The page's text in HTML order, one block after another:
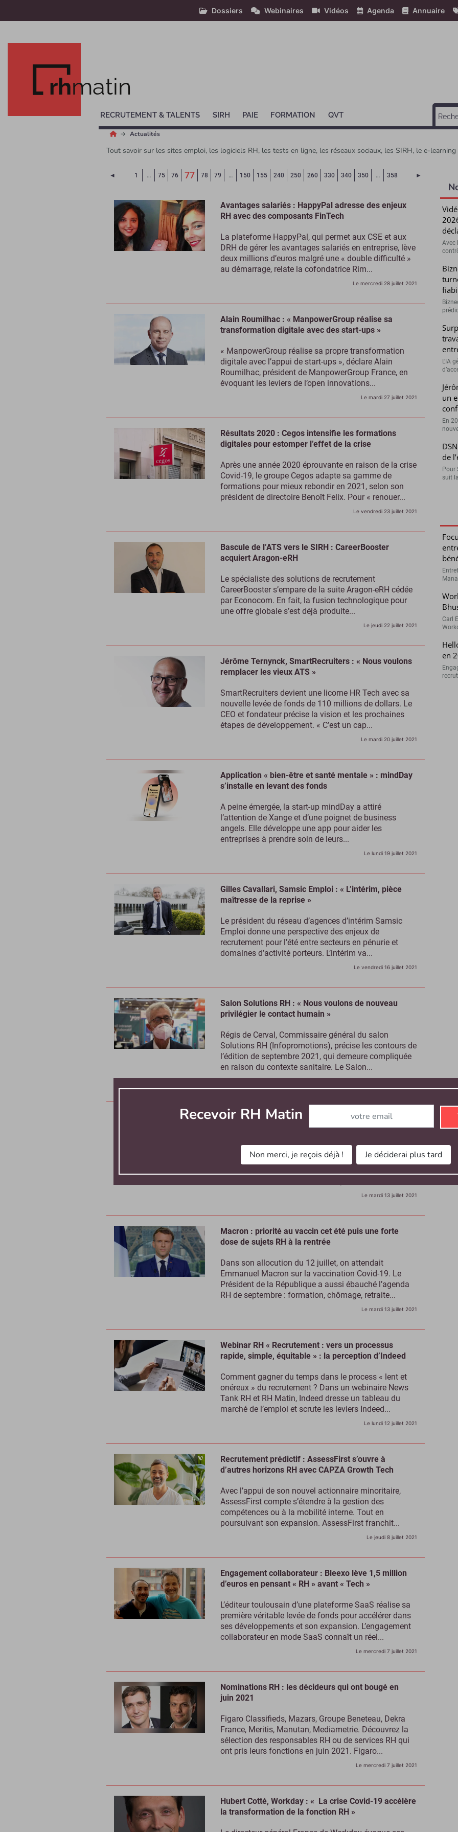
Dossiers Webinaires Vidéos Agenda Annuaire
rhmatin
RECRUTEMENT & TALENTS SIRH PAIE FORMATION QVT
Actualités
Tout savoir sur les sites emploi, les logiciels RH, les tests en ligne, les réseaux sociaux, les SIRH, le e-learning
◄ Page précédente
1 … 75 76 77(Page courante)
78 79 … 150 155 240 250 260 330 340 350 … 358 ►
Avantages salariés : HappyPal adresse des enjeux
RH avec des composants FinTech
La plateforme HappyPal, qui permet aux CSE et aux
DRH de gérer les avantages salariés en entreprise, lève
deux millions d’euros malgré une « double difficulté »
au démarrage, relate la cofondatrice Rim...
Le mercredi 28 juillet 2021
Alain Roumilhac : « ManpowerGroup réalise sa
transformation digitale avec des start-ups »
« ManpowerGroup réalise sa propre transformation
digitale avec l’appui de start-ups », déclare Alain
Roumilhac, président de ManpowerGroup France, en
évoquant les leviers de l’open innovations...
Le mardi 27 juillet 2021
Résultats 2020 : Cegos intensifie les formations
digitales pour estomper l’effet de la crise
Après une année 2020 éprouvante en raison de la crise
Covid-19, le groupe Cegos adapte sa gamme de
formations pour mieux rebondir en 2021, selon son
président de directoire Benoît Felix. Pour « renouer...
Le vendredi 23 juillet 2021
Bascule de l’ATS vers le SIRH : CareerBooster
acquiert Aragon-eRH
Le spécialiste des solutions de recrutement
CareerBooster s’empare de la suite Aragon-eRH cédée
par Econocom. En fait, la fusion technologique pour
une offre globale s’est déjà produite...
Le jeudi 22 juillet 2021
Jérôme Ternynck, SmartRecruiters : « Nous voulons
remplacer les vieux ATS »
SmartRecruiters devient une licorne HR Tech avec sa
nouvelle levée de fonds de 110 millions de dollars. Le
CEO et fondateur précise la vision et les prochaines
étapes de développement. « C’est un cap...
Le mardi 20 juillet 2021
Application « bien-être et santé mentale » : mindDay
s’installe en levant des fonds
A peine émergée, la start-up mindDay a attiré
l’attention de Xange et d’une poignet de business
angels. Elle développe une app pour aider les
entreprises à prendre soin de leurs...
Le lundi 19 juillet 2021
Gilles Cavallari, Samsic Emploi : « L’intérim, pièce
maîtresse de la reprise »
Le président du réseau d’agences d’intérim Samsic
Emploi donne une perspective des enjeux de
recrutement pour l’été entre secteurs en pénurie et
domaines d’activité porteurs. L’intérim va...
Le vendredi 16 juillet 2021
Salon Solutions RH : « Nous voulons de nouveau
privilégier le contact humain »
Régis de Cerval, Commissaire général du salon
Solutions RH (Infopromotions), précise les contours de
l’édition de septembre 2021, qui demeure compliquée
en raison du contexte sanitaire. Le Salon...
Et hop, Cegid boucle le rachat de Talentsoft en trois
Le 12 avril 2021, Cegid annonçait son intention
d’acquérir Talentsoft, la pépite française dans le
Le mardi 13 juillet 2021
Macron : priorité au vaccin cet été puis une forte
dose de sujets RH à la rentrée
Dans son allocution du 12 juillet, on attendait
Emmanuel Macron sur la vaccination Covid-19. Le
Président de la République a aussi ébauché l’agenda
RH de septembre : formation, chômage, retraite...
Le mardi 13 juillet 2021
Webinar RH « Recrutement : vers un processus
rapide, simple, équitable » : la perception d’Indeed
Comment gagner du temps dans le process « lent et
onéreux » du recrutement ? Dans un webinaire News
Tank RH et RH Matin, Indeed dresse un tableau du
marché de l’emploi et scrute les leviers Indeed...
Le lundi 12 juillet 2021
Recrutement prédictif : AssessFirst s’ouvre à
d’autres horizons RH avec CAPZA Growth Tech
Avec l’appui de son nouvel actionnaire minoritaire,
AssessFirst compte s’étendre à la gestion des
compétences ou à la mobilité interne. Tout en
poursuivant son expansion. AssessFirst franchit...
Le jeudi 8 juillet 2021
Engagement collaborateur : Bleexo lève 1,5 million
d’euros en pensant « RH » avant « Tech »
L’éditeur toulousain d’une plateforme SaaS réalise sa
première véritable levée de fonds pour accélérer dans
ses développements et son expansion. L’engagement
collaborateur en mode SaaS connaît un réel...
Le mercredi 7 juillet 2021
Nominations RH : les décideurs qui ont bougé en
juin 2021
Figaro Classifieds, Mazars, Groupe Beneteau, Dekra
France, Meritis, Manutan, Mediametrie. Découvrez la
sélection des responsables RH ou de services RH qui
ont pris leurs fonctions en juin 2021. Figaro...
Le mercredi 7 juillet 2021
Hubert Cotté, Workday : « La crise Covid-19 accélère
la transformation de la fonction RH »
Avec
L’IA
un
En
de
Pour
suit
Recevoir RH Matin Abonnez-vous à notre newsletter
Non merci, je reçois déjà ! Je déciderai plus tard
Carl
en